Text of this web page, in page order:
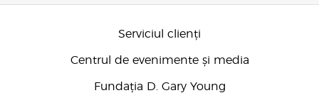
Serviciul clienți
Centrul de evenimente și media
Fundația D. Gary Young